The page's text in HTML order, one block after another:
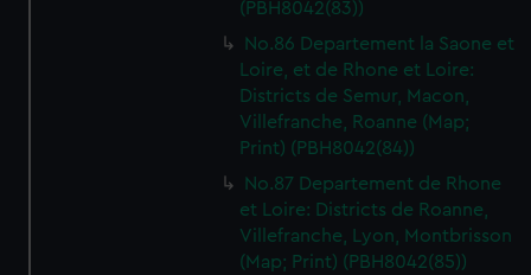
(PBH8042(83))
No.86 Departement la Saone et
Loire, et de Rhone et Loire:
Districts de Semur, Macon,
Villefranche, Roanne (Map;
Print) (PBH8042(84))
No.87 Departement de Rhone
et Loire: Districts de Roanne,
Villefranche, Lyon, Montbrisson
(Map; Print) (PBH8042(85))